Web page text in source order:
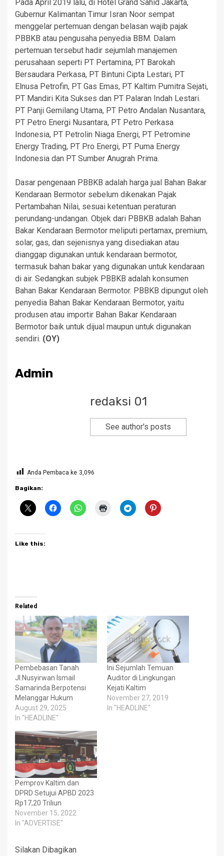
Pada April 2019 lalu, di Hotel Grand Sahid Jakarta,
Gubernur Kalimantan Timur Isran Noor sempat
menggelar pertemuan dengan belasan wajib pajak
PBBKB atau pengusaha penyedia BBM. Dalam
pertemuan tersebut hadir sejumlah manajemen
perusahaan seperti PT Pertamina, PT Barokah
Bersaudara Perkasa, PT Bintuni Cipta Lestari, PT
Elnusa Petrofin, PT Gas Emas, PT Kaltim Pumitra Sejati,
PT Mandiri Kita Sukses dan PT Palaran Indah Lestari.
PT Panji Gemilang Utama, PT Petro Andalan Nusantara,
PT Petro Energi Nusantara, PT Petro Perkasa
Indonesia, PT Petrolin Niaga Energi, PT Petromine
Energy Trading, PT Pro Energi, PT Puma Energy
Indonesia dan PT Sumber Anugrah Prima.
Dasar pengenaan PBBKB adalah harga jual Bahan Bakar
Kendaraan Bermotor sebelum dikenakan Pajak
Pertambahan Nilai, sesuai ketentuan peraturan
perundang-undangan. Objek dari PBBKB adalah Bahan
Bakar Kendaraan Bermotor meliputi pertamax, premium,
solar, gas, dan sejenisnya yang disediakan atau
dianggap digunakan untuk kendaraan bermotor,
termasuk bahan bakar yang digunakan untuk kendaraan
di air. Sedangkan subjek PBBKB adalah konsumen
Bahan Bakar Kendaraan Bermotor. PBBKB dipungut oleh
penyedia Bahan Bakar Kendaraan Bermotor, yaitu
produsen atau importir Bahan Bakar Kendaraan
Bermotor baik untuk dijual maupun untuk digunakan
sendiri. (OY)
Admin
redaksi 01
See author's posts
Anda Pembaca ke 3,096
Bagikan:
Like this:
Related
Pembebasan Tanah
Jl.Nusyirwan Ismail
Samarinda Berpotensi
Melanggar Hukum
August 29, 2025
In "HEADLINE"
Ini Sejumlah Temuan
Auditor di Lingkungan
Kejati Kaltim
November 27, 2019
In "HEADLINE"
Pemprov Kaltim dan
DPRD Setujui APBD 2023
Rp17,20 Triliun
November 15, 2022
In "ADVERTISE"
Silakan Dibagikan